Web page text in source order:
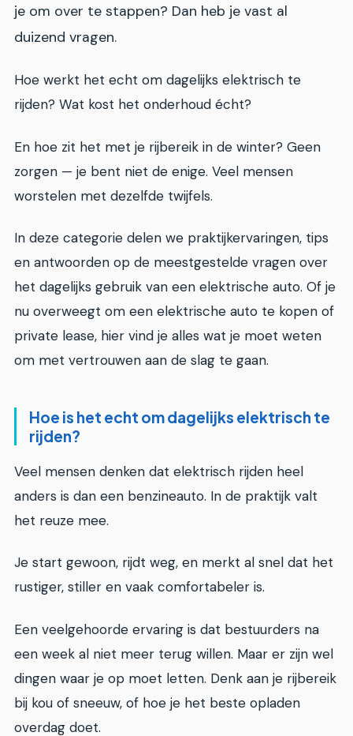
je om over te stappen? Dan heb je vast al
duizend vragen.
Hoe werkt het echt om dagelijks elektrisch te
rijden? Wat kost het onderhoud écht?
En hoe zit het met je rijbereik in de winter? Geen
zorgen — je bent niet de enige. Veel mensen
worstelen met dezelfde twijfels.
In deze categorie delen we praktijkervaringen, tips
en antwoorden op de meestgestelde vragen over
het dagelijks gebruik van een elektrische auto. Of je
nu overweegt om een elektrische auto te kopen of
private lease, hier vind je alles wat je moet weten
om met vertrouwen aan de slag te gaan.
Hoe is het echt om dagelijks elektrisch te
rijden?
Veel mensen denken dat elektrisch rijden heel
anders is dan een benzineauto. In de praktijk valt
het reuze mee.
Je start gewoon, rijdt weg, en merkt al snel dat het
rustiger, stiller en vaak comfortabeler is.
Een veelgehoorde ervaring is dat bestuurders na
een week al niet meer terug willen. Maar er zijn wel
dingen waar je op moet letten. Denk aan je rijbereik
bij kou of sneeuw, of hoe je het beste opladen
overdag doet.